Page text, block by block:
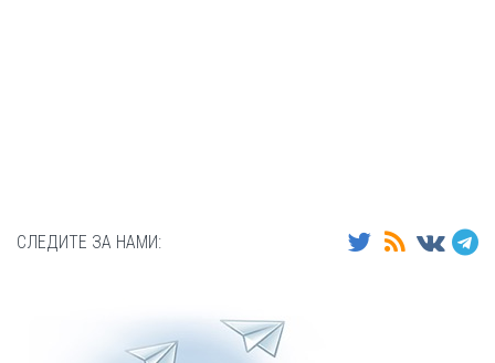
СЛЕДИТЕ ЗА НАМИ: